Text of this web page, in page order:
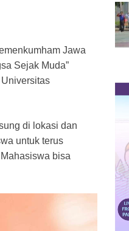
Jawa
Sejak Muda”
di lokasi dan
untuk terus
bisa